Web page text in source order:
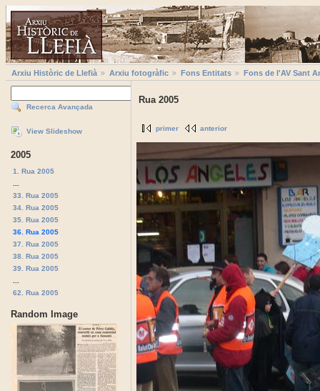
Arxiu Històric de Llefià Arxiu fotogràfic Fons Entitats Fons de l'AV Sant
Recerca Avançada
View Slideshow
2005
1. Rua 2005
33. Rua 2005
34. Rua 2005
35. Rua 2005
36. Rua 2005
37. Rua 2005
38. Rua 2005
39. Rua 2005
62. Rua 2005
Random Image
Rua 2005
primer anterior